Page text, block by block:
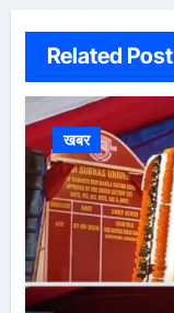
Related Post
खबर